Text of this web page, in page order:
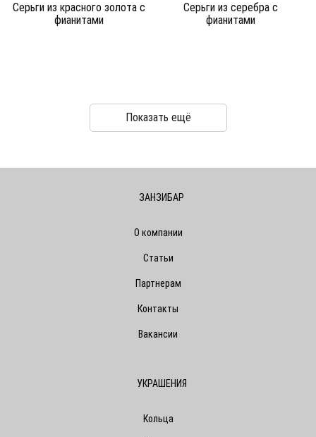
Серьги из красного золота c
фианитами
Серьги из серебра c
фианитами
Показать ещё
ЗАНЗИБАР
О компании
Статьи
Партнерам
Контакты
Вакансии
УКРАШЕНИЯ
Кольца